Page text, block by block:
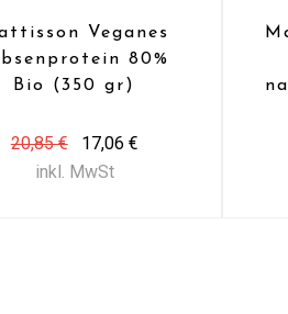
Veganes
80%
Bio (350 gr)
20,85 €
17,06 €
inkl. MwSt